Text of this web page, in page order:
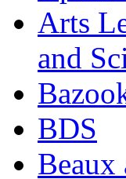
Arts
and
BDS
Beaux